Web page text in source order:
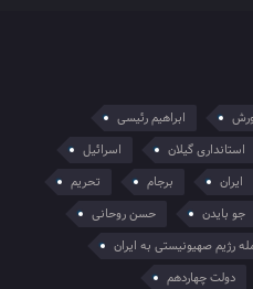
ابراهیم رئیسی
استانداری گیلان
اسرائیل
ایران برجام
تحریم
جو بایدن
حسن روحانی
رژیم صهیونیستی به ایران
دولت چهاردهم